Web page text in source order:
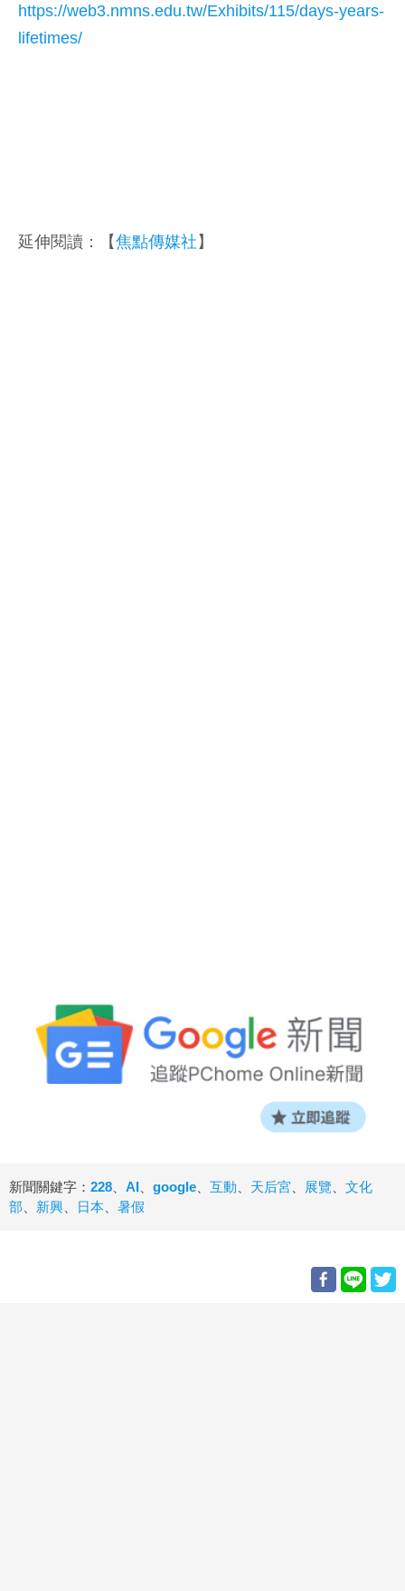
https://web3.nmns.edu.tw/Exhibits/115/days-years-
lifetimes/
延伸閱讀：【焦點傳媒社 】
新聞關鍵字： 228 AI google 互動 天后宮 展覽
文化
部
新興 日本 暑假